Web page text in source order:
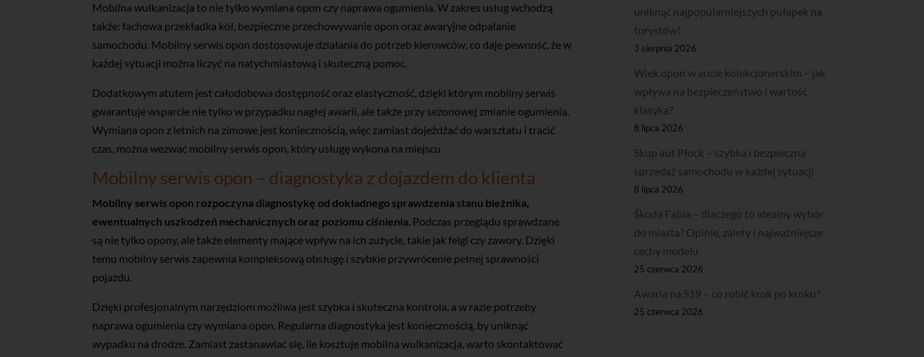
Mobilna wulkanizacja to nie tylko wymiana opon czy naprawa ogumienia. W zakres usług wchodzą
także: fachowa przekładka kół, bezpieczne przechowywanie opon oraz awaryjne odpalanie
samochodu. Mobilny serwis opon dostosowuje działania do potrzeb kierowców, co daje pewność, że w
każdej sytuacji można liczyć na natychmiastową i skuteczną pomoc.
Dodatkowym atutem jest całodobowa dostępność oraz elastyczność, dzięki którym mobilny serwis
gwarantuje wsparcie nie tylko w przypadku nagłej awarii, ale także przy sezonowej zmianie ogumienia.
Wymiana opon z letnich na zimowe jest koniecznością, więc zamiast dojeżdżać do warsztatu i tracić
czas, można wezwać mobilny serwis opon, który usługę wykona na miejscu.
Mobilny serwis opon – diagnostyka z dojazdem do klienta
Mobilny serwis opon rozpoczyna diagnostykę od dokładnego sprawdzenia stanu bieżnika,
ewentualnych uszkodzeń mechanicznych oraz poziomu ciśnienia. Podczas przeglądu sprawdzane
są nie tylko opony, ale także elementy mające wpływ na ich zużycie, takie jak felgi czy zawory. Dzięki
temu mobilny serwis zapewnia kompleksową obsługę i szybkie przywrócenie pełnej sprawności
pojazdu.
Dzięki profesjonalnym narzędziom możliwa jest szybka i skuteczna kontrola, a w razie potrzeby
naprawa ogumienia czy wymiana opon. Regularna diagnostyka jest koniecznością, by uniknąć
wypadku na drodze. Zamiast zastanawiać się, ile kosztuje mobilna wulkanizacja, warto skontaktować
uniknąć najpopularniejszych pułapek na
turystów!
3 sierpnia 2026
Wiek opon w aucie kolekcjonerskim – jak
wpływa na bezpieczeństwo i wartość
klasyka?
8 lipca 2026
Skup aut Płock – szybka i bezpieczna
sprzedaż samochodu w każdej sytuacji
8 lipca 2026
Škoda Fabia – dlaczego to idealny wybór
do miasta? Opinie, zalety i najważniejsze
cechy modelu
25 czerwca 2026
Awaria na S19 – co robić krok po kroku?
25 czerwca 2026